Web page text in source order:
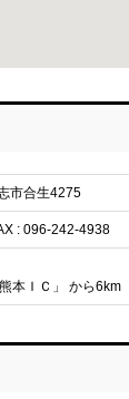
市合生4275
: 096-242-4938
本ＩＣ」 から6km